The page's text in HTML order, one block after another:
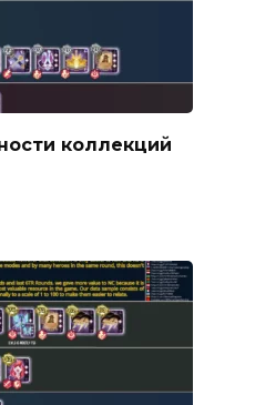
коллекций